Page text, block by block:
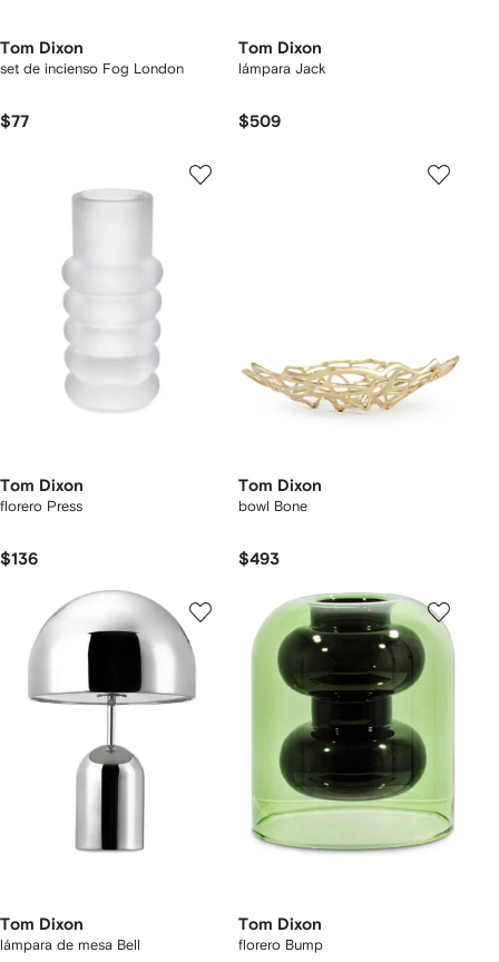
Tom Dixon
set de incienso Fog London
$77
Tom Dixon
lámpara Jack
$509
Tom Dixon
florero Press
$136
Tom Dixon
bowl Bone
$493
Tom Dixon
lámpara de mesa Bell
Tom Dixon
florero Bump